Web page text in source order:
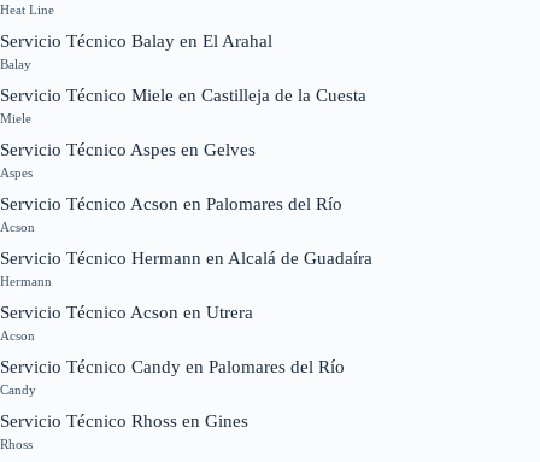
Heat Line
Servicio Técnico Balay en El Arahal
Balay
Servicio Técnico Miele en Castilleja de la Cuesta
Miele
Servicio Técnico Aspes en Gelves
Aspes
Servicio Técnico Acson en Palomares del Río
Acson
Servicio Técnico Hermann en Alcalá de Guadaíra
Hermann
Servicio Técnico Acson en Utrera
Acson
Servicio Técnico Candy en Palomares del Río
Candy
Servicio Técnico Rhoss en Gines
Rhoss